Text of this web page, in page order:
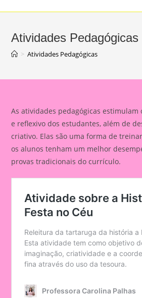
Atividades Pedagógicas
> Atividades Pedagógicas
As atividades pedagógicas
e reflexivo dos estudantes, além de
criativo. Elas são uma forma de
os alunos tenham um melhor
provas tradicionais do currículo.